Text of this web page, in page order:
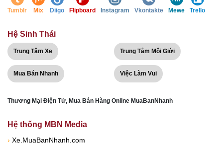
Tumblr Mix Diigo Flipboard Instagram Vkontakte Mewe Trello
Hệ Sinh Thái
Trung Tâm Xe Trung Tâm Môi Giới
Mua Bán Nhanh Việc Làm Vui
Thương Mại Điện Tử, Mua Bán Hàng Online MuaBanNhanh
Hệ thống MBN Media
› Xe.MuaBanNhanh.com